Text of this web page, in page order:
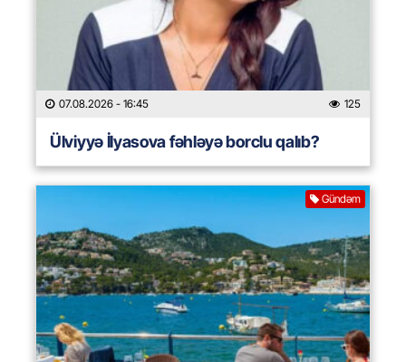
07.08.2026 - 16:45 125
Ülviyyə İlyasova fəhləyə borclu qalıb?
Gündəm